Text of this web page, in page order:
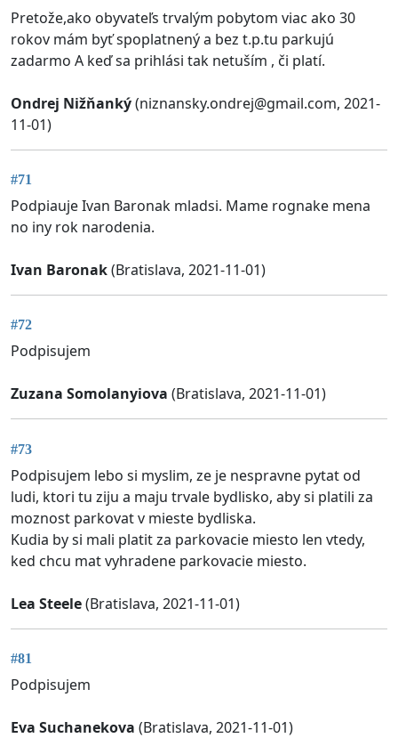
Pretože,ako obyvateľs trvalým pobytom viac ako 30
rokov mám byť spoplatnený a bez t.p.tu parkujú
zadarmo A keď sa prihlási tak netuším , či platí.
Ondrej Nižňanký(niznansky.ondrej@gmail.com, 2021-
11-01)
#71
Podpiauje Ivan Baronak mladsi. Mame rognake mena
no iny rok narodenia.
Ivan Baronak(Bratislava, 2021-11-01)
#72
Podpisujem
Zuzana Somolanyiova (Bratislava, 2021-11-01)
#73
Podpisujem lebo si myslim, ze je nespravne pytat od
ludi, ktori tu ziju a maju trvale bydlisko, aby si platili za
moznost parkovat v mieste bydliska.
Kudia by si mali platit za parkovacie miesto len vtedy,
ked chcu mat vyhradene parkovacie miesto.
Lea Steele(Bratislava, 2021-11-01)
#81
Podpisujem
Eva Suchanekova (Bratislava, 2021-11-01)